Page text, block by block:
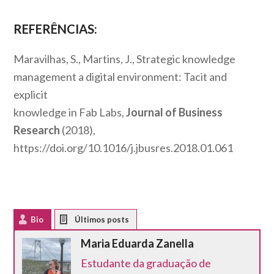
REFERÊNCIAS:
Maravilhas, S., Martins, J., Strategic knowledge
management a digital environment: Tacit and
explicit
knowledge in Fab Labs,Journal of Business
Research (2018),
https://doi.org/10.1016/j.jbusres.2018.01.061
Bio
Maria Eduarda Zanella
Estudante da graduação de